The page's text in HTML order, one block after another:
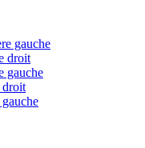
gauche
droit
gauche
droit